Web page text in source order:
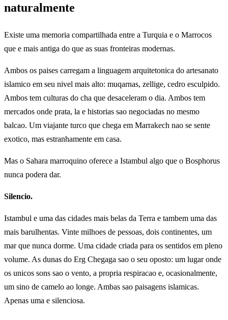
naturalmente
Existe uma memoria compartilhada entre a Turquia e o Marrocos
que e mais antiga do que as suas fronteiras modernas.
Ambos os paises carregam a linguagem arquitetonica do artesanato
islamico em seu nivel mais alto: muqarnas, zellige, cedro esculpido.
Ambos tem culturas do cha que desaceleram o dia. Ambos tem
mercados onde prata, la e historias sao negociadas no mesmo
balcao. Um viajante turco que chega em Marrakech nao se sente
exotico, mas estranhamente em casa.
Mas o Sahara marroquino oferece a Istambul algo que o Bosphorus
nunca podera dar.
Silencio.
Istambul e uma das cidades mais belas da Terra e tambem uma das
mais barulhentas. Vinte milhoes de pessoas, dois continentes, um
mar que nunca dorme. Uma cidade criada para os sentidos em pleno
volume. As dunas do Erg Chegaga sao o seu oposto: um lugar onde
os unicos sons sao o vento, a propria respiracao e, ocasionalmente,
um sino de camelo ao longe. Ambas sao paisagens islamicas.
Apenas uma e silenciosa.